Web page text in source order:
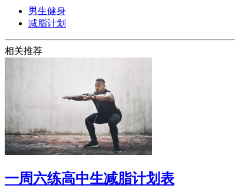
男生健身
减脂计划
相关推荐
一周六练高中生减脂计划表